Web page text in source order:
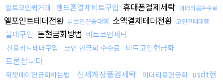
알트코인퀵거래 핸드폰결제비트구입 휴대폰결제세탁 이더리움수수료
엘포인트테더전환 밈코인전송대행 소액결제테더전환 코인구매대행
블테구입 돈현금화방법 비트코인세탁
신용카드테더구입 코인 현금화 수수료 비트코인현금화
트론삽니다
위챗페이현금화하는법 신세계상품권세탁 이더리움현금화 usdt현